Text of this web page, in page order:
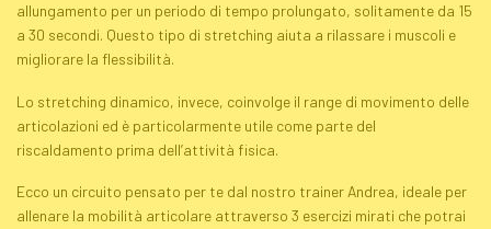
allungamento per un periodo di tempo prolungato, solitamente da 15
a 30 secondi. Questo tipo di stretching aiuta a rilassare i muscoli e
migliorare la flessibilità.
Lo stretching dinamico, invece, coinvolge il range di movimento delle
articolazioni ed è particolarmente utile come parte del
riscaldamento prima dell’attività fisica.
Ecco un circuito pensato per te dal nostro trainer Andrea, ideale per
allenare la mobilità articolare attraverso 3 esercizi mirati che potrai